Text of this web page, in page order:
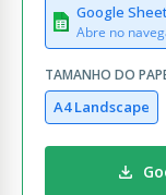
Google
Abre no
TAMANHO DO
A4 Landscape